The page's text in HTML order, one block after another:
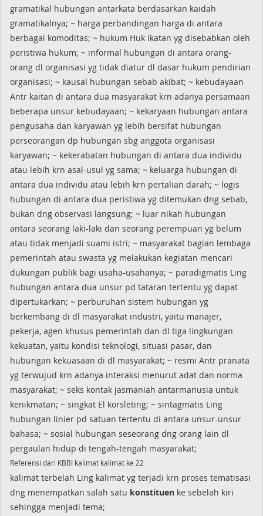
gramatikal hubungan antarkata berdasarkan kaidah
gramatikalnya; ~ harga perbandingan harga di antara
berbagai komoditas; ~ hukum Huk ikatan yg disebabkan oleh
peristiwa hukum; ~ informal hubungan di antara orang-
orang dl organisasi yg tidak diatur dl dasar hukum pendirian
organisasi; ~ kausal hubungan sebab akibat; ~ kebudayaan
Antr kaitan di antara dua masyarakat krn adanya persamaan
beberapa unsur kebudayaan; ~ kekaryaan hubungan antara
pengusaha dan karyawan yg lebih bersifat hubungan
perseorangan dp hubungan sbg anggota organisasi
karyawan; ~ kekerabatan hubungan di antara dua individu
atau lebih krn asal-usul yg sama; ~ keluarga hubungan di
antara dua individu atau lebih krn pertalian darah; ~ logis
hubungan di antara dua peristiwa yg ditemukan dng sebab,
bukan dng observasi langsung; ~ luar nikah hubungan
antara seorang laki-laki dan seorang perempuan yg belum
atau tidak menjadi suami istri; ~ masyarakat bagian lembaga
pemerintah atau swasta yg melakukan kegiatan mencari
dukungan publik bagi usaha-usahanya; ~ paradigmatis Ling
hubungan antara dua unsur pd tataran tertentu yg dapat
dipertukarkan; ~ perburuhan sistem hubungan yg
berkembang di dl masyarakat industri, yaitu manajer,
pekerja, agen khusus pemerintah dan dl tiga lingkungan
kekuatan, yaitu kondisi teknologi, situasi pasar, dan
hubungan kekuasaan di dl masyarakat; ~ resmi Antr pranata
yg terwujud krn adanya interaksi menurut adat dan norma
masyarakat; ~ seks kontak jasmaniah antarmanusia untuk
kenikmatan; ~ singkat El korsleting; ~ sintagmatis Ling
hubungan linier pd satuan tertentu di antara unsur-unsur
bahasa; ~ sosial hubungan seseorang dng orang lain dl
pergaulan hidup di tengah-tengah masyarakat;
Referensi dari KBBI kalimat kalimat ke 22
kalimat terbelah Ling kalimat yg terjadi krn proses tematisasi
dng menempatkan salah satu konstituen ke sebelah kiri
sehingga menjadi tema;